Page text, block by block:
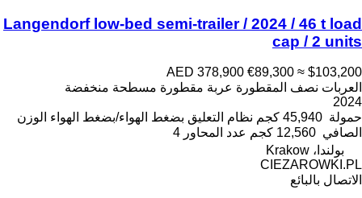
Langendorf low-bed semi-trailer / 2024 / 46 t load
cap / 2 units
AED 378,900 €89,300 ≈ $103,200
العربات نصف المقطورة عربة مقطورة مسطحة منخفضة
2024
حمولة 45,940 كجم نظام التعليق بضغط الهواء/بضغط الهواء الوزن
الصافي 12,560 كجم عدد المحاور 4
بولندا، Krakow
CIEZAROWKI.PL
الاتصال بالبائع